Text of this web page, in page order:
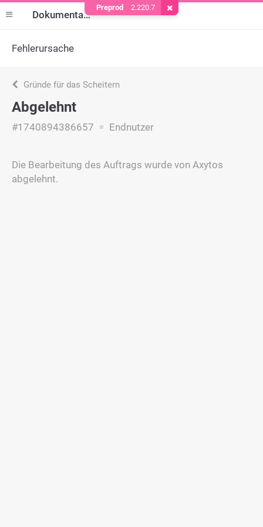
Dokumentation
Fehlerursache
Gründe für das Scheitern
Abgelehnt
#1740894386657 Endnutzer
Die Bearbeitung des Auftrags wurde von Axytos
abgelehnt.
Preprod 2.220.7 Cookie entfernen